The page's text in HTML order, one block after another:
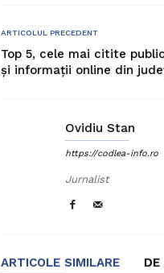
ARTICOLUL PRECEDENT
Top 5, cele mai citite
și informații online din
Ovidiu Stan
https://codlea-info.ro
Jurnalist
ARTICOLE SIMILARE DE